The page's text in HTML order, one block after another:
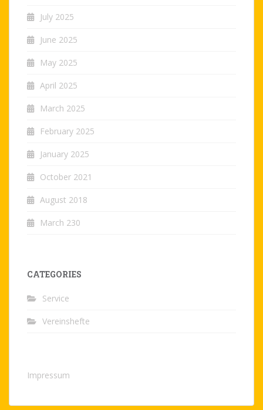
July 2025
June 2025
May 2025
April 2025
March 2025
February 2025
January 2025
October 2021
August 2018
March 230
CATEGORIES
Service
Vereinshefte
Impressum